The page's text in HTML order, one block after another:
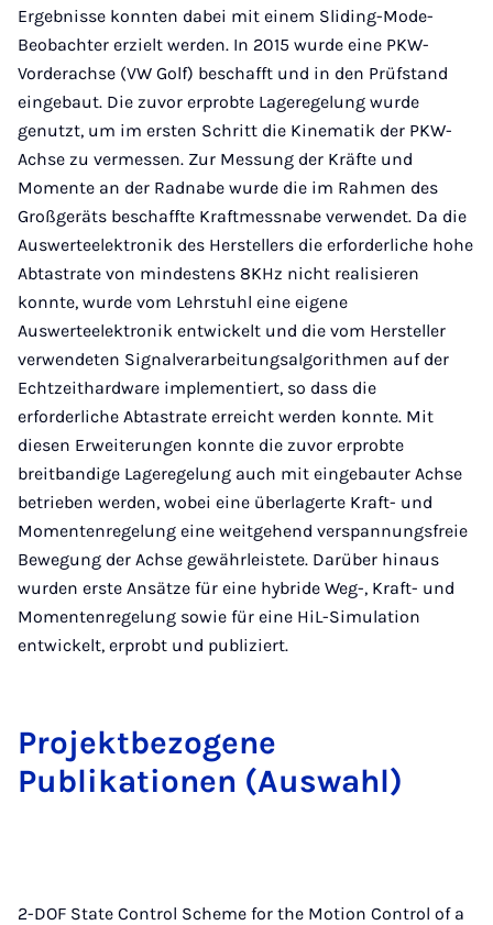
Ergebnisse konnten dabei mit einem Sliding-Mode-
Beobachter erzielt werden. In 2015 wurde eine PKW-
Vorderachse (VW Golf) beschafft und in den Prüfstand
eingebaut. Die zuvor erprobte Lageregelung wurde
genutzt, um im ersten Schritt die Kinematik der PKW-
Achse zu vermessen. Zur Messung der Kräfte und
Momente an der Radnabe wurde die im Rahmen des
Großgeräts beschaffte Kraftmessnabe verwendet. Da die
Auswerteelektronik des Herstellers die erforderliche hohe
Abtastrate von mindestens 8KHz nicht realisieren
konnte, wurde vom Lehrstuhl eine eigene
Auswerteelektronik entwickelt und die vom Hersteller
verwendeten Signalverarbeitungsalgorithmen auf der
Echtzeithardware implementiert, so dass die
erforderliche Abtastrate erreicht werden konnte. Mit
diesen Erweiterungen konnte die zuvor erprobte
breitbandige Lageregelung auch mit eingebauter Achse
betrieben werden, wobei eine überlagerte Kraft- und
Momentenregelung eine weitgehend verspannungsfreie
Bewegung der Achse gewährleistete. Darüber hinaus
wurden erste Ansätze für eine hybride Weg-, Kraft- und
Momentenregelung sowie für eine HiL-Simulation
entwickelt, erprobt und publiziert.
Projektbezogene
Publikationen (Auswahl)
2-DOF State Control Scheme for the Motion Control of a